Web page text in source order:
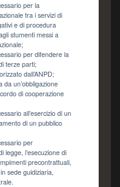
per la
tra i servizi di
e di procedura
stumenti messi a
per difendere la
terze parti;
dall’ANPD;
un’obbligazione
di cooperazione
all’esercizio di un
di un pubblico
per
legge, l’esecuzione di
precontrattuali,
sede guidiziaria,